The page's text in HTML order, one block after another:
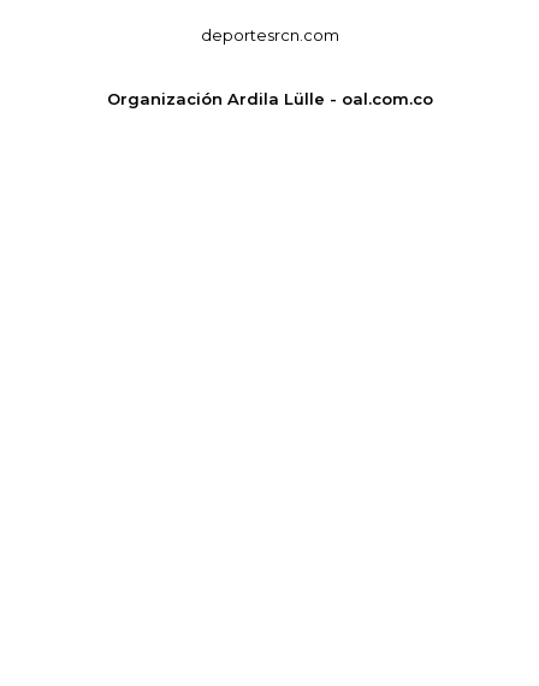
deportesrcn.com
Organización Ardila Lülle - oal.com.co